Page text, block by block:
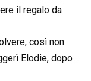
il regalo da
così non
Elodie, dopo